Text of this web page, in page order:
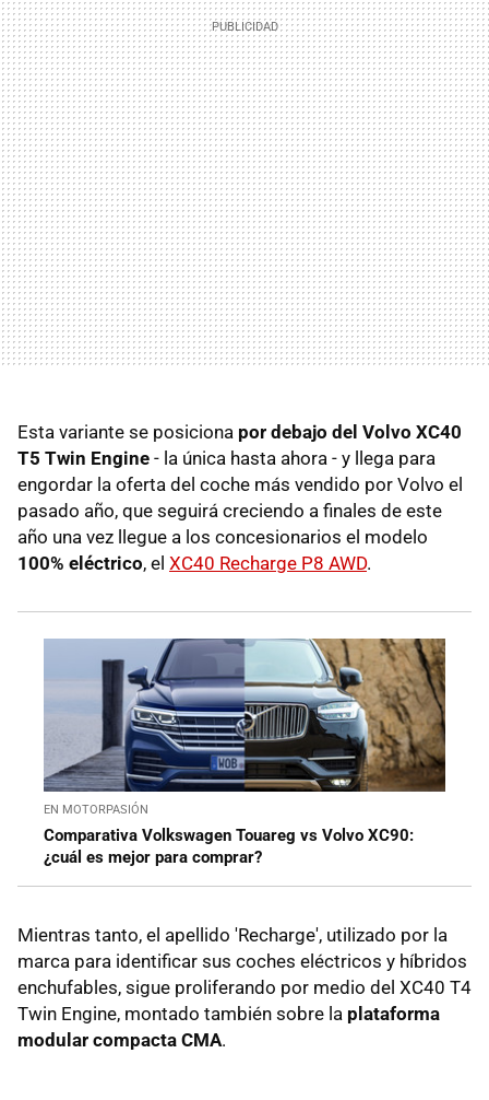
Esta variante se posiciona por debajo del Volvo XC40
T5 Twin Engine - la única hasta ahora - y llega para
engordar la oferta del coche más vendido por Volvo el
pasado año, que seguirá creciendo a finales de este
año una vez llegue a los concesionarios el modelo
100% eléctrico, el XC40 Recharge P8 AWD.
EN MOTORPASIÓN
Comparativa Volkswagen Touareg vs Volvo XC90:
¿cuál es mejor para comprar?
Mientras tanto, el apellido 'Recharge', utilizado por la
marca para identificar sus coches eléctricos y híbridos
enchufables, sigue proliferando por medio del XC40 T4
Twin Engine, montado también sobre la plataforma
modular compacta CMA.